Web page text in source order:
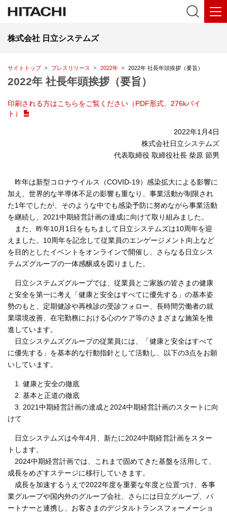
株式会社 日立システムズ
サイトトップ プレスリリース 2022年 2022年 社長年頭挨拶（要旨）
2022年 社長年頭挨拶（要旨）
印刷される方はこちらをご覧ください（PDF形式、276kバイ
ト）
2022年1月4日
株式会社日立システムズ
代表取締役 取締役社長 柴原 節男
昨年は新型コロナウイルス（COVID-19）感染拡大による影響に
加え、世界的な半導体不足の影響も重なり、事業活動が制限され
た1年でしたが、そのような中でも感染予防に努めながら事業活動
を継続し、2021中期経営計画の達成に向けて取り組みました。
また、昨年10月1日をもちまして日立システムズは10周年を迎
えました。10周年を記念して従業員のエンゲージメント向上など
を目的としたイベントをオンラインで開催し、さらなる日立シス
テムズグループの一体感醸成を図りました。
日立システムズグループでは、従業員とご家族の皆さまの健康
と安全を第一に考え「健康と安全はすべてに優先する」の基本姿
勢のもと、定期健診や再検診の受診フォロー、長時間労働者の就
業環境改善、在宅勤務における心のケア等のさまざまな施策を推
進しています。
日立システムズグループの従業員には、「健康と安全はすべて
に優先する」を基本的な行動指針として活動し、以下の3点をお願
いしています。
1. 健康と安全の徹底
2. 基本と正道の徹底
3. 2021中期経営計画の達成と2024中期経営計画のスタートに向
けて
日立システムズは今年4月、新たに2024中期経営計画をスター
トします。
2024中期経営計画では、これまで固めてきた基盤を活用して、
成長をめざすステージに移行していきます。
成長を加速するうえで2022年度を重要な年度と位置づけ、各事
業グループや国内外のグループ会社、さらには日立グループ、パ
ートナーと連携し、お客さまのデジタルトランスフォーメーショ